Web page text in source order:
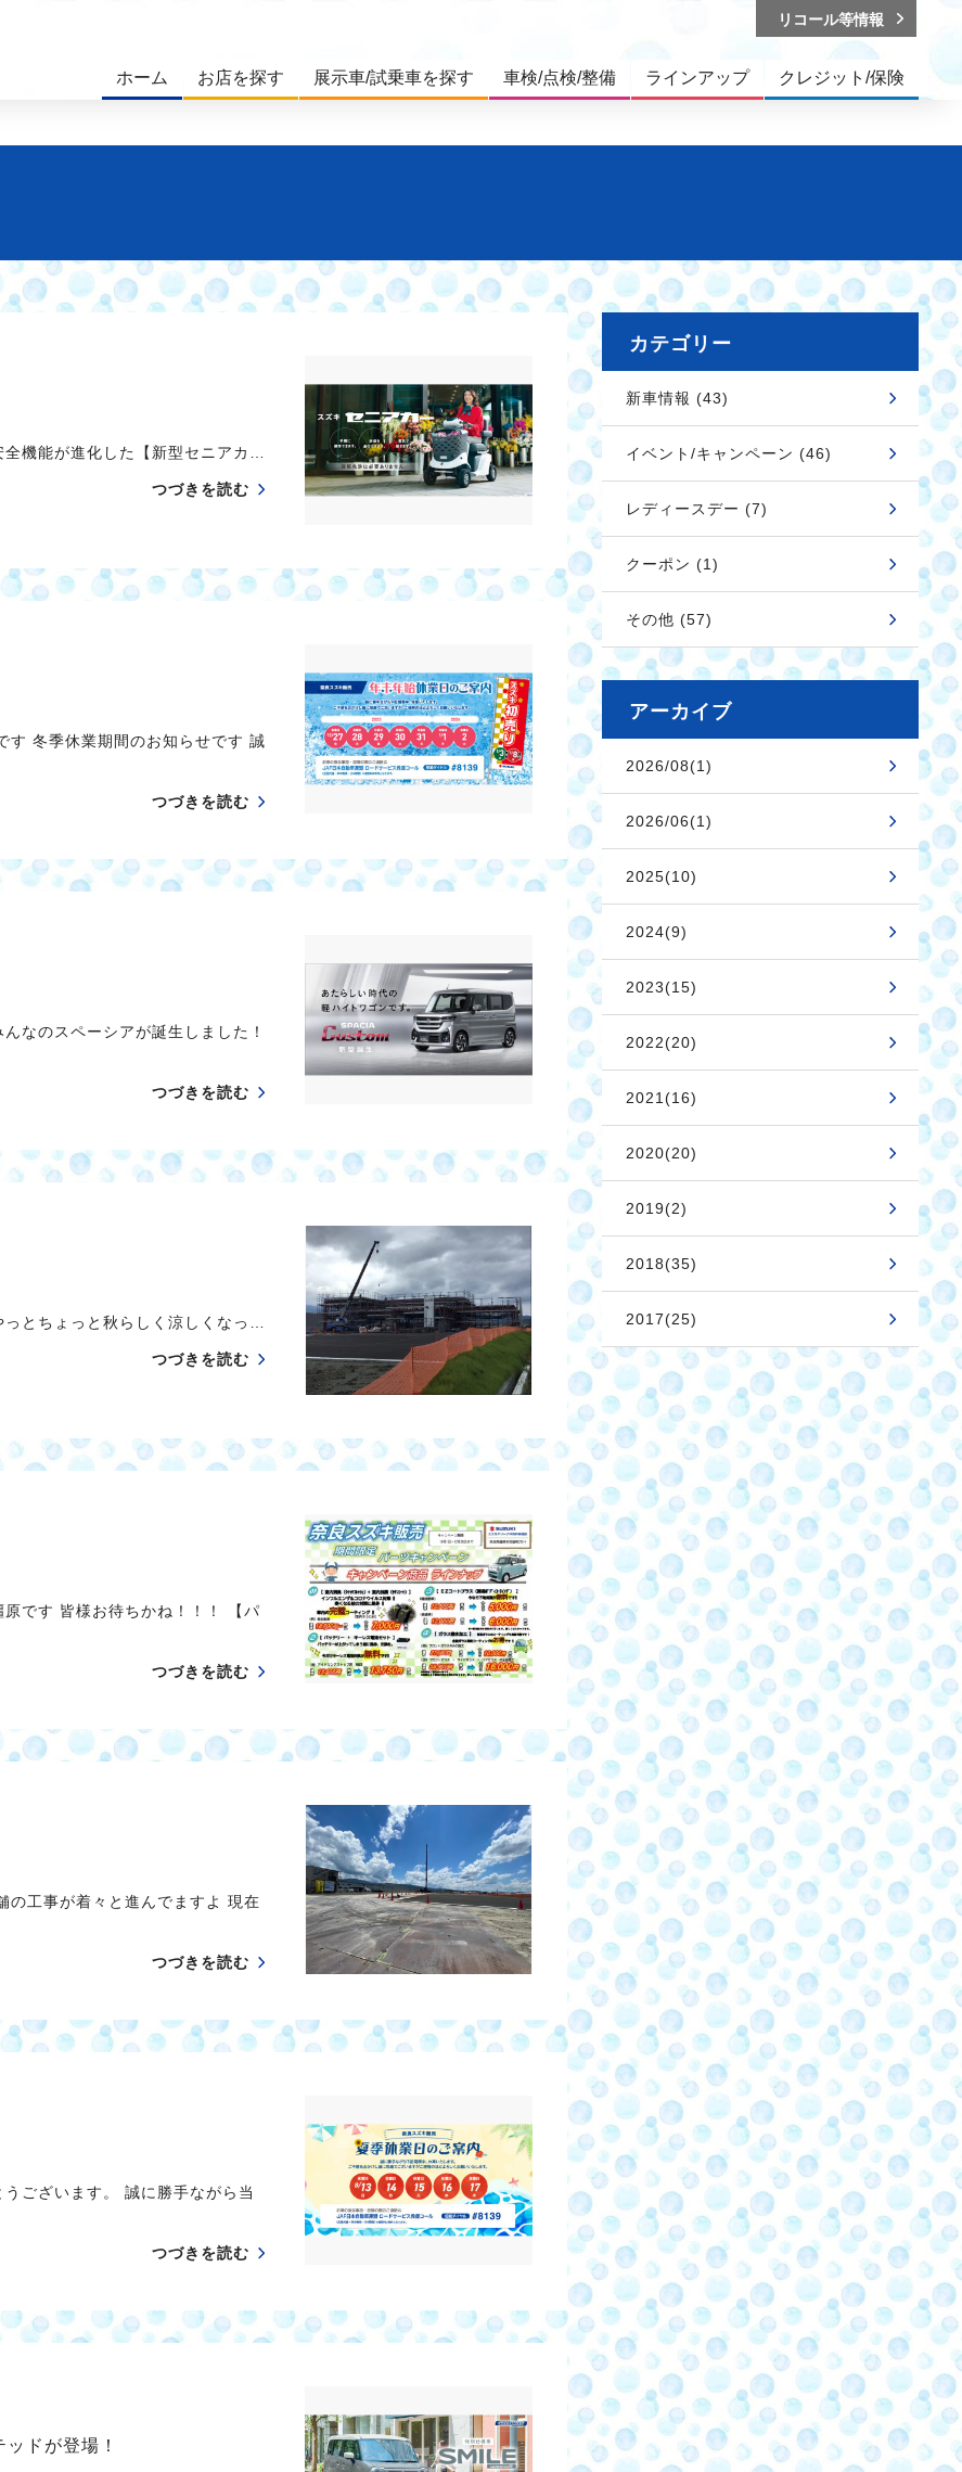
ホーム お店を探す 展示車/試乗車を探す 車検/点検/整備 ラインアップ クレジット/保険
リコール等情報
機能が進化した【新型セニアカ…
つづきを読む
す 冬季休業期間のお知らせです 誠
つづきを読む
なのスペーシアが誕生しました！
つづきを読む
とちょっと秋らしく涼しくなっ…
つづきを読む
です 皆様お待ちかね！！！ 【パ
つづきを読む
の工事が着々と進んでますよ 現在
つづきを読む
ございます。 誠に勝手ながら当
つづきを読む
ドが登場！
カテゴリー
新車情報 (43)
イベント/キャンペーン (46)
レディースデー (7)
クーポン (1)
その他 (57)
アーカイブ
2026/08(1)
2026/06(1)
2025(10)
2024(9)
2023(15)
2022(20)
2021(16)
2020(20)
2019(2)
2018(35)
2017(25)